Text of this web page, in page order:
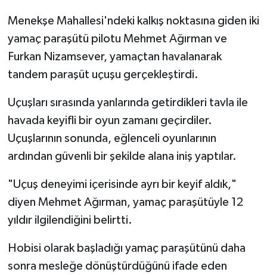
Menekşe Mahallesi'ndeki kalkış noktasına giden iki
yamaç paraşütü pilotu Mehmet Ağırman ve
Furkan Nizamsever, yamaçtan havalanarak
tandem paraşüt uçuşu gerçekleştirdi.
Uçuşları sırasında yanlarında getirdikleri tavla ile
havada keyifli bir oyun zamanı geçirdiler.
Uçuşlarının sonunda, eğlenceli oyunlarının
ardından güvenli bir şekilde alana iniş yaptılar.
"Uçuş deneyimi içerisinde ayrı bir keyif aldık,"
diyen Mehmet Ağırman, yamaç paraşütüyle 12
yıldır ilgilendiğini belirtti.
Hobisi olarak başladığı yamaç paraşütünü daha
sonra mesleğe dönüştürdüğünü ifade eden